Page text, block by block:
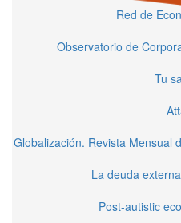
Red de
Observatorio de
Tu
Globalización. Revista Mensual
La deuda
Post-autistic